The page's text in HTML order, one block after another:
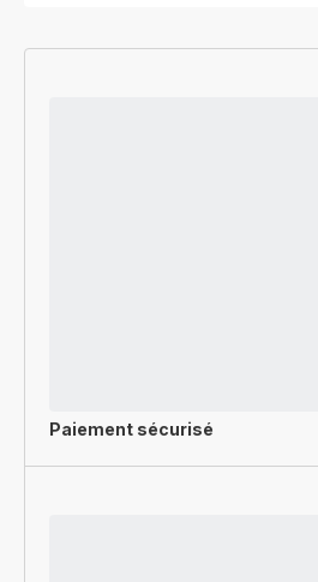
Paiement sécurisé